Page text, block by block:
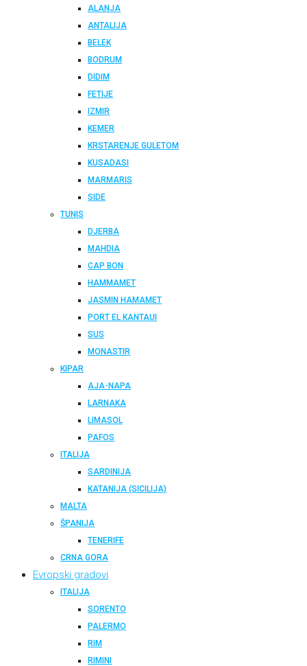
ALANJA
ANTALIJA
BELEK
BODRUM
DIDIM
FETIJE
IZMIR
KEMER
KRSTARENJE GULETOM
KUSADASI
MARMARIS
SIDE
TUNIS
DJERBA
MAHDIA
CAP BON
HAMMAMET
JASMIN HAMAMET
PORT EL KANTAUI
SUS
MONASTIR
KIPAR
AJA-NAPA
LARNAKA
LIMASOL
PAFOS
ITALIJA
SARDINIJA
KATANIJA (SICILIJA)
MALTA
ŠPANIJA
TENERIFE
CRNA GORA
Evropski gradovi
ITALIJA
SORENTO
PALERMO
RIM
RIMINI